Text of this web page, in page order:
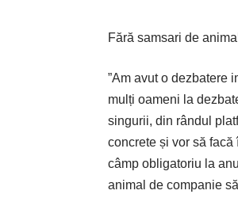
Fără samsari de
”Am avut o dezbatere
mulți oameni la
singurii, din rândul
concrete și vor să
câmp obligatoriu la
animal de companie